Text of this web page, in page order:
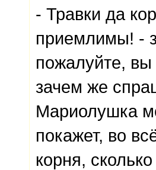
- Травки да
приемлимы! -
пожалуйте,
зачем же
Мариолушка
покажет, во
корня,